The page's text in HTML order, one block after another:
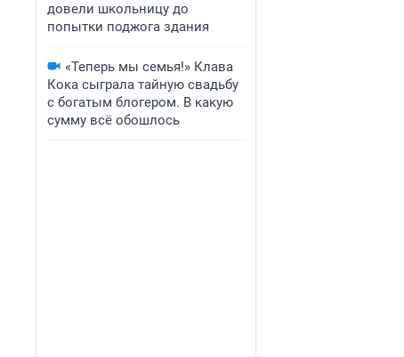
довели школьницу до
попытки поджога здания
«Теперь мы семья!» Клава
Кока сыграла тайную свадьбу
с богатым блогером. В какую
сумму всё обошлось